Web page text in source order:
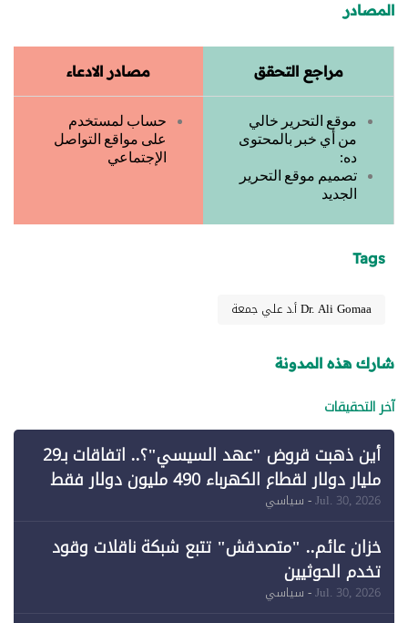
المصادر
مراجع التحقق مصادر الادعاء
موقع التحرير خالي
من أي خبر بالمحتوى
ده:
تصميم موقع التحرير
الجديد
حساب لمستخدم
على مواقع التواصل
الإجتماعي
Tags
Dr. Ali Gomaa أ.د علي جمعة
شارك هذه المدونة
آخر التحقيقات
أين ذهبت قروض "عهد السيسي"؟.. اتفاقات بـ29
مليار دولار لقطاع الكهرباء 490 مليون دولار فقط
لـ"الطاقة المتجددة" (1)
Jul. 30, 2026- سياسي
خزان عائم.. "متصدقش" تتبع شبكة ناقلات وقود
تخدم الحوثيين
Jul. 30, 2026- سياسي